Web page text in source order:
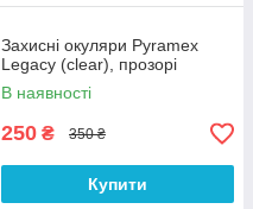
Захисні окуляри Pyramex
Legacy (clear), прозорі
В наявності
250 ₴ 350 ₴
Купити